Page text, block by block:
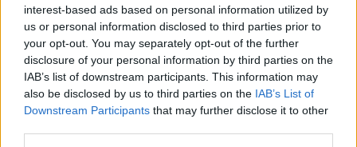
interest-based ads based on personal information utilized by
us or personal information disclosed to third parties prior to
your opt-out. You may separately opt-out of the further
disclosure of your personal information by third parties on the
IAB’s list of downstream participants. This information may
also be disclosed by us to third parties on the IAB’s List of
Downstream Participants that may further disclose it to other
76 MILLIÓ FORINTTAL LÉPETT MEG EGY NŐ, AKI
AZÉRT VETTE FEL A PÉNZ, HOGY EGY KŐSZEGI
ÉS EGY SZOMBATHELYI HÁZAT MEGSZEREZZEN
2026. június. 23. 09:23
Bár engesztelésül végül a saját háza tulajdonjogát ruházta át a
sértettre, így is bíróság elé kell állnia.
106 MILLIÓ FORINTOT SIKKASZTOTT EL EGY
VASI FÉRFI AZ ÁLTALA VEZETETT CÉGTŐL